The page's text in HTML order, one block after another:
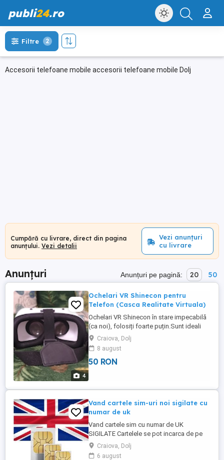
publi24.ro
Accesorii telefoane mobile accesorii telefoane mobile Dolj
Filtre 2
Cumpără cu livrare, direct din pagina
anunțului. Vezi detalii
Vezi anunțuri
cu livrare
Anunțuri Anunțuri pe pagină: 20 50
4
Ochelari VR Shinecon pentru
Telefon (Casca Realitate Virtuala)
Ochelari VR Shinecon în stare impecabilă
(ca noi), folosiți foarte puțin.Sunt ideali
pentru a viziona filme 3D sau pentru jocuri
imersive direct pe telefonul mobil.
Modelul este compact, ușor și foarte
confortabil de purtat datorită benzilor
Craiova, Dolj
8 august
50 RON
Vand cartele sim-uri noi sigilate cu
numar de uk
Vand cartele sim cu numar de UK
SIGILATE Cartelele se pot incarca de pe
cardul bancar romanesc. Se activeaza ca
orice alta cartela din țară (ca în RO).
Craiova, Dolj
6 august